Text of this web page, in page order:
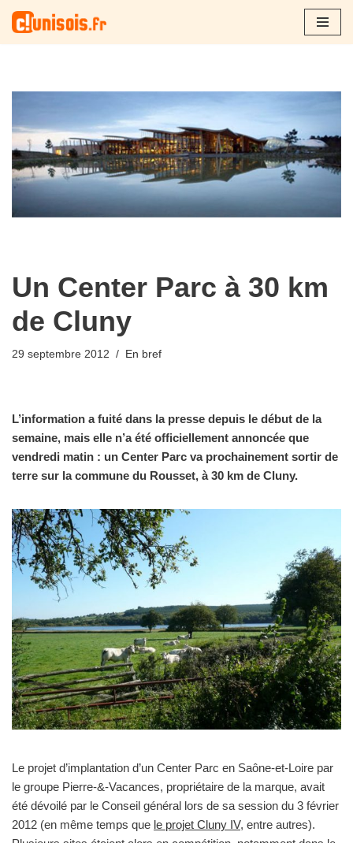
Aller
Un Center Parc à 30 km
de Cluny
29 septembre 2012 En bref
L’information a fuité dans la presse depuis le début de la
semaine, mais elle n’a été officiellement annoncée que
vendredi matin : un Center Parc va prochainement sortir de
terre sur la commune du Rousset, à 30 km de Cluny.
Le projet d’implantation d’un Center Parc en Saône-et-Loire par
le groupe Pierre-&-Vacances, propriétaire de la marque, avait
été dévoilé par le Conseil général lors de sa session du 3 février
2012 (en même temps que le projet Cluny IV, entre autres).